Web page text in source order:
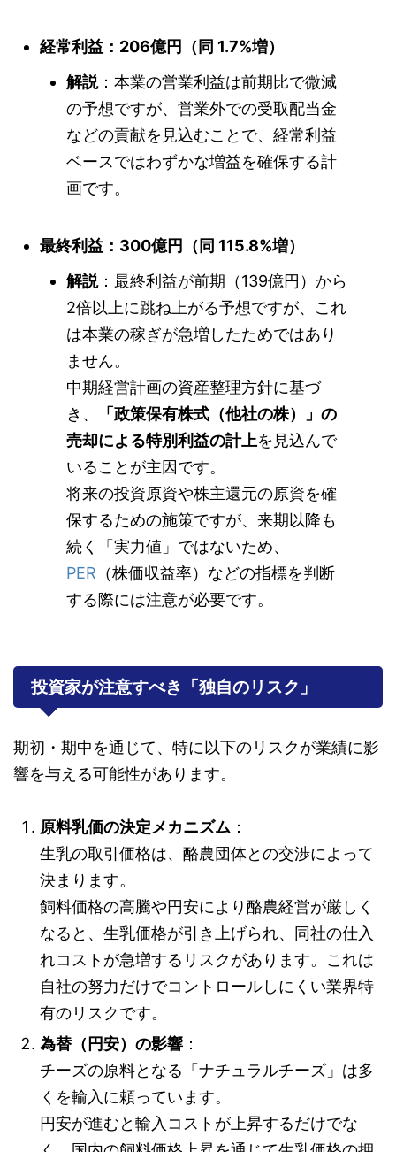
経常利益：206億円（同 1.7%増）
解説：本業の営業利益は前期比で微減
の予想ですが、営業外での受取配当金
などの貢献を見込むことで、経常利益
ベースではわずかな増益を確保する計
画です。
最終利益：300億円（同 115.8%増）
解説：最終利益が前期（139億円）から
2倍以上に跳ね上がる予想ですが、これ
は本業の稼ぎが急増したためではあり
ません。
中期経営計画の資産整理方針に基づ
き、
「政策保有株式（他社の株）」の
売却による特別利益の計上を見込んで
いることが主因です。
将来の投資原資や株主還元の原資を確
保するための施策ですが、来期以降も
続く「実力値」ではないため、
PER （株価収益率）などの指標を判断
する際には注意が必要です。
投資家が注意すべき「独自のリスク」
期初・期中を通じて、特に以下のリスクが業績に影
響を与える可能性があります。
原料乳価の決定メカニズム ：
生乳の取引価格は、酪農団体との交渉によって
決まります。
飼料価格の高騰や円安により酪農経営が厳しく
なると、生乳価格が引き上げられ、同社の仕入
れコストが急増するリスクがあります。これは
自社の努力だけでコントロールしにくい業界特
有のリスクです。
為替（円安）の影響 ：
チーズの原料となる「ナチュラルチーズ」は多
くを輸入に頼っています。
円安が進むと輸入コストが上昇するだけでな